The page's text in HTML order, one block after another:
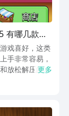
有哪几款简
戏喜好，这类
手非常容易，
放松解压的双
玩又简单的手
更多